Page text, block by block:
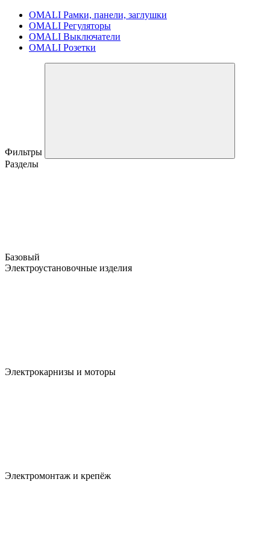
OMALI Рамки, панели, заглушки
OMALI Регуляторы
OMALI Выключатели
OMALI Розетки
Фильтры
Разделы
Базовый
Электроустановочные изделия
Электрокарнизы и моторы
Электромонтаж и крепёж